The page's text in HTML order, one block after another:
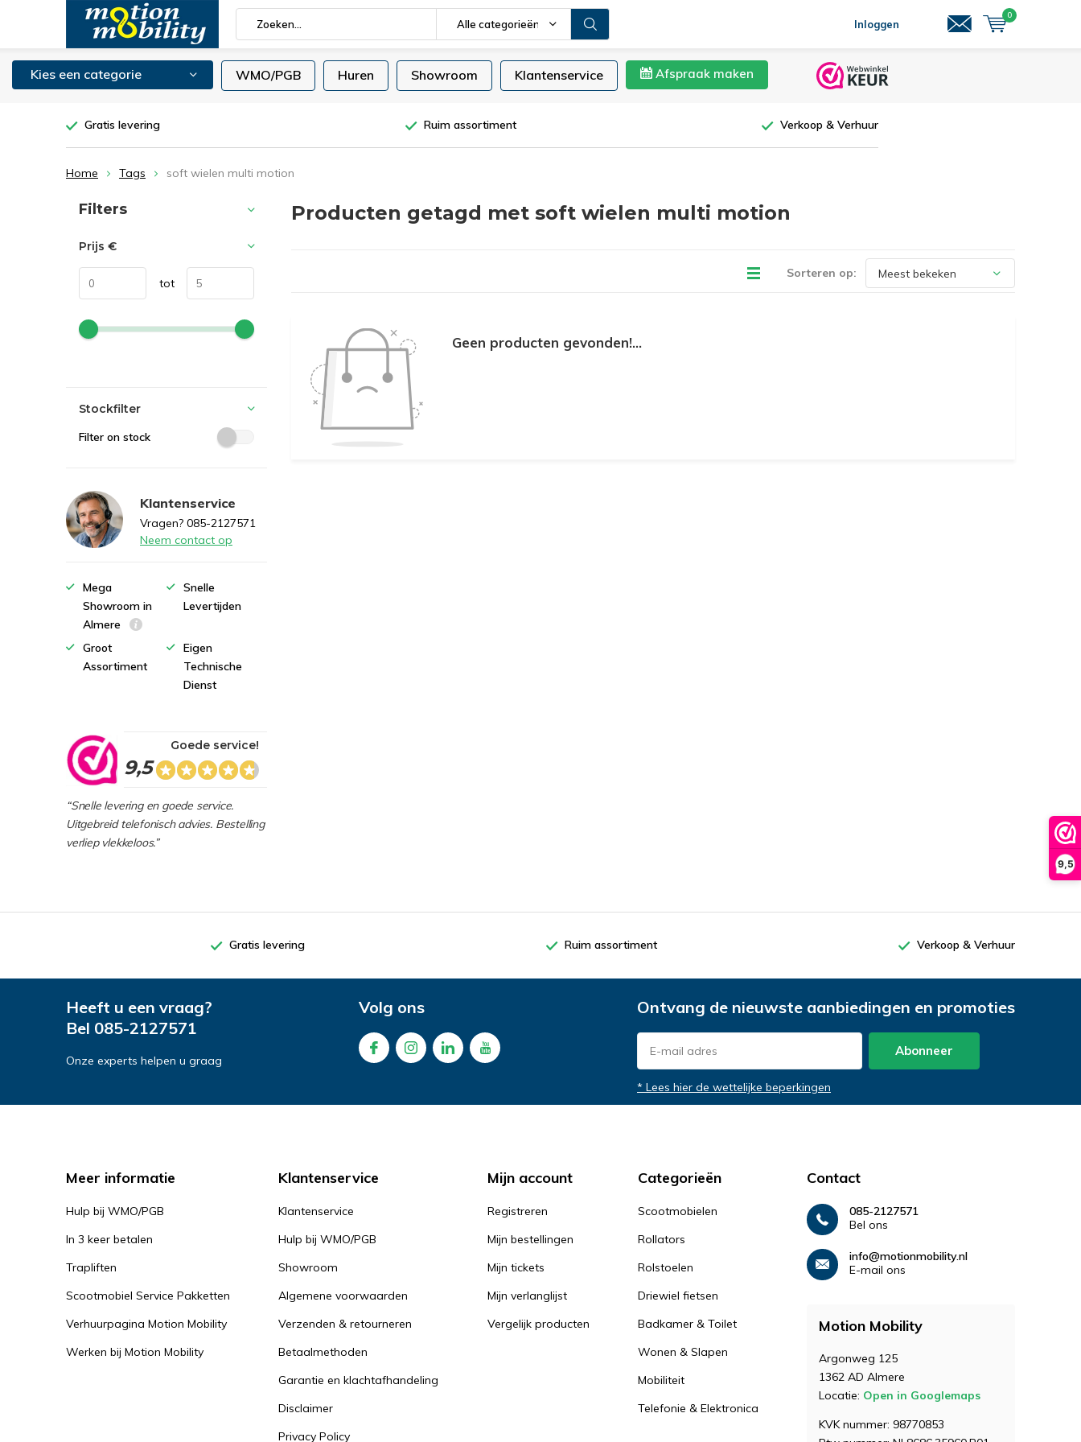
9,5
Alle categorieën Inloggen
0
Kies een categorie WMO/PGB Huren Showroom Klantenservice Afspraak maken
Gratis levering Ruim assortiment Verkoop & Verhuur
Home Tags soft wielen multi motion
Producten getagd met soft wielen multi motion
Sorteren op:
Geen producten gevonden!...
Sorteren op:
Filters
Prijs €
tot
Stockfilter
Filter on stock
Klantenservice
Vragen? 085-2127571
Neem contact op
Mega
Showroom in
Almere
Snelle
Levertijden
Groot
Assortiment
Eigen
Technische
Dienst
9,5
Goede service!
“Snelle levering en goede service.
Uitgebreid telefonisch advies. Bestelling
verliep vlekkeloos.”
Gratis levering Ruim assortiment Verkoop & Verhuur
Heeft u een vraag?
Bel 085-2127571
Onze experts helpen u graag
Volg ons Ontvang de nieuwste aanbiedingen en promoties
Abonneer
* Lees hier de wettelijke beperkingen
Meer informatie
Hulp bij WMO/PGB
In 3 keer betalen
Trapliften
Scootmobiel Service Pakketten
Verhuurpagina Motion Mobility
Werken bij Motion Mobility
Klantenservice
Klantenservice
Hulp bij WMO/PGB
Showroom
Algemene voorwaarden
Verzenden & retourneren
Betaalmethoden
Garantie en klachtafhandeling
Disclaimer
Privacy Policy
Mijn account
Registreren
Mijn bestellingen
Mijn tickets
Mijn verlanglijst
Vergelijk producten
Categorieën
Scootmobielen
Rollators
Rolstoelen
Driewiel fietsen
Badkamer & Toilet
Wonen & Slapen
Mobiliteit
Telefonie & Elektronica
Contact
085-2127571
Bel ons
info@motionmobility.nl
E-mail ons
Motion Mobility
Argonweg 125
1362 AD Almere
Locatie: Open in Googlemaps
KVK nummer: 98770853